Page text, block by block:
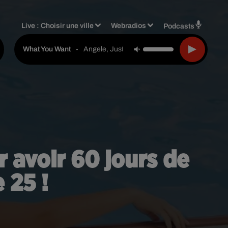
Live :Choisir une ville Webradios Podcasts
What You Want - Angele, Justice
avoir 60 jours de
25 !